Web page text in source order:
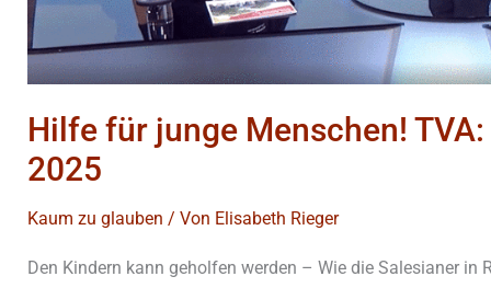
Hilfe für junge Menschen!
2025
Kaum zu glauben / Von Elisabeth Rieger
Den Kindern kann geholfen werden – Wie die Salesianer